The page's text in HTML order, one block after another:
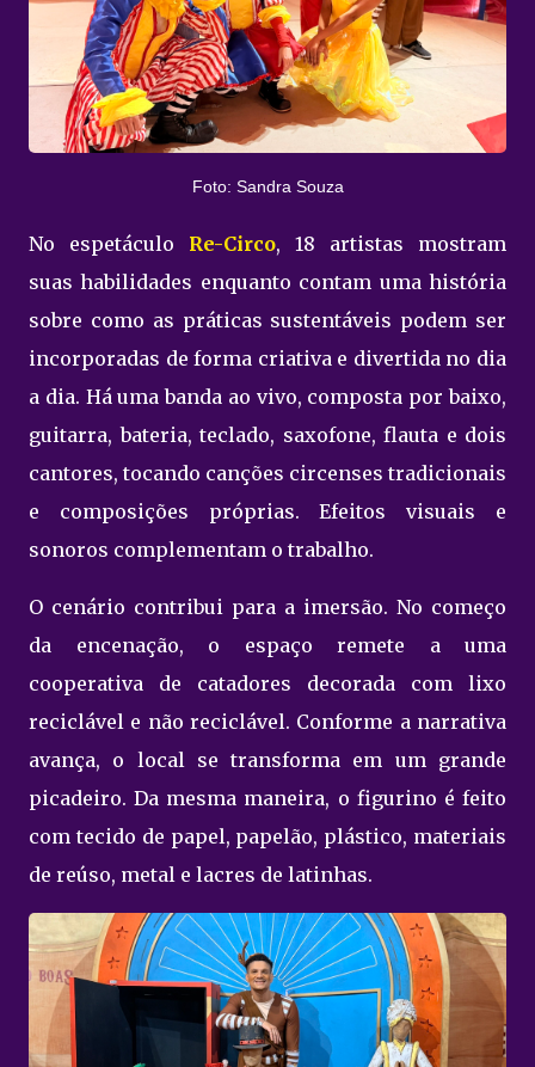
Foto: Sandra Souza
No espetáculo Re-Circo, 18 artistas mostram
suas habilidades enquanto contam uma história
sobre como as práticas sustentáveis podem ser
incorporadas de forma criativa e divertida no dia
a dia. Há uma banda ao vivo, composta por baixo,
guitarra, bateria, teclado, saxofone, flauta e dois
cantores, tocando canções circenses tradicionais
e composições próprias. Efeitos visuais e
sonoros complementam o trabalho.
O cenário contribui para a imersão. No começo
da encenação, o espaço remete a uma
cooperativa de catadores decorada com lixo
reciclável e não reciclável. Conforme a narrativa
avança, o local se transforma em um grande
picadeiro. Da mesma maneira, o figurino é feito
com tecido de papel, papelão, plástico, materiais
de reúso, metal e lacres de latinhas.